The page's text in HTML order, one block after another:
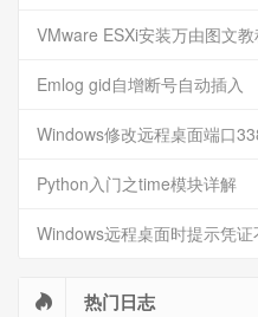
VMware ESXi安装万由图文教
Emlog gid自增断号自动插入
Windows修改远程桌面端口
Python入门之time模块详解
Windows远程桌面时提示凭
热门日志